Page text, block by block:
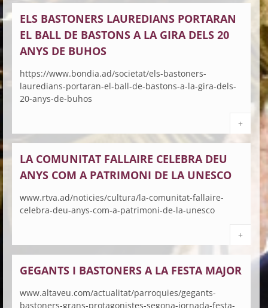
ELS BASTONERS LAUREDIANS PORTARAN
EL BALL DE BASTONS A LA GIRA DELS 20
ANYS DE BUHOS
https://www.bondia.ad/societat/els-bastoners-
lauredians-portaran-el-ball-de-bastons-a-la-gira-dels-
20-anys-de-buhos
+
LA COMUNITAT FALLAIRE CELEBRA DEU
ANYS COM A PATRIMONI DE LA UNESCO
www.rtva.ad/noticies/cultura/la-comunitat-fallaire-
celebra-deu-anys-com-a-patrimoni-de-la-unesco
+
GEGANTS I BASTONERS A LA FESTA MAJOR
www.altaveu.com/actualitat/parroquies/gegants-
bastoners-grans-protagonistes-segona-jornada-festa-